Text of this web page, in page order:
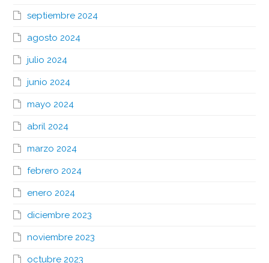
septiembre 2024
agosto 2024
julio 2024
junio 2024
mayo 2024
abril 2024
marzo 2024
febrero 2024
enero 2024
diciembre 2023
noviembre 2023
octubre 2023